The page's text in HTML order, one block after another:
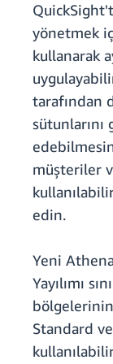
yönetmek
kullanarak
tarafından
müşteriler
edin.
Yeni
Yayılımı
Standard